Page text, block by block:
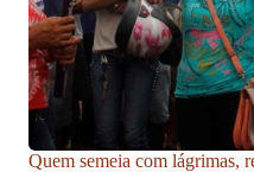
Quem semeia com lágrimas,